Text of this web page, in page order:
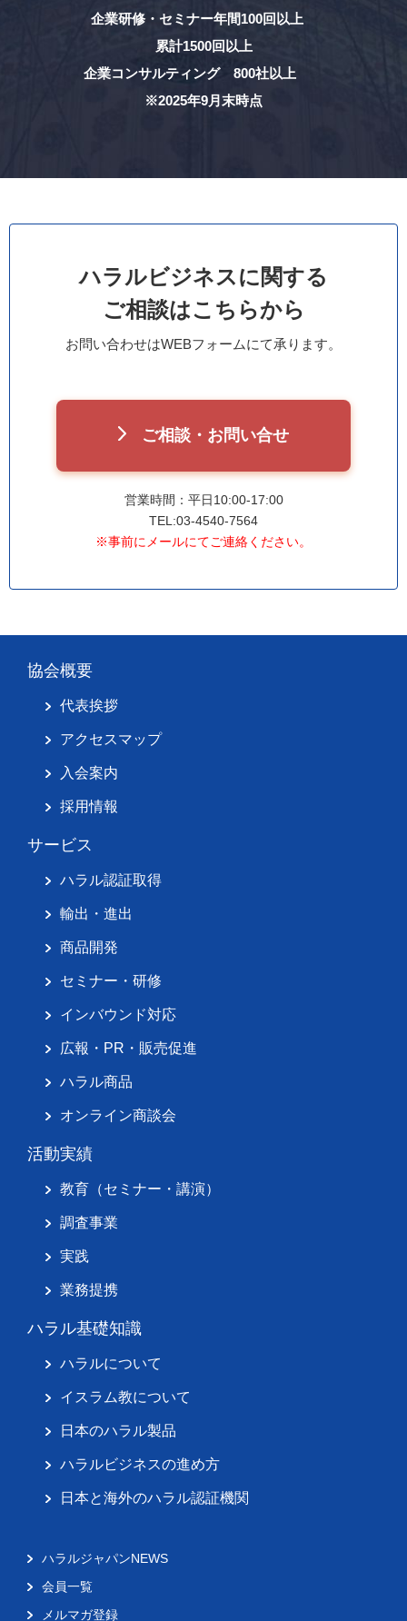
企業研修・セミナー年間100回以上
累計1500回以上
企業コンサルティング 800社以上
※2025年9月末時点
ハラルビジネスに関する
ご相談はこちらから
お問い合わせはWEBフォームにて承ります。
ご相談・お問い合せ
営業時間：平日10:00-17:00
TEL:03-4540-7564
※事前にメールにてご連絡ください。
協会概要
代表挨拶
アクセスマップ
入会案内
採用情報
サービス
ハラル認証取得
輸出・進出
商品開発
セミナー・研修
インバウンド対応
広報・PR・販売促進
ハラル商品
オンライン商談会
活動実績
教育（セミナー・講演）
調査事業
実践
業務提携
ハラル基礎知識
ハラルについて
イスラム教について
日本のハラル製品
ハラルビジネスの進め方
日本と海外のハラル認証機関
ハラルジャパンNEWS
会員一覧
メルマガ登録